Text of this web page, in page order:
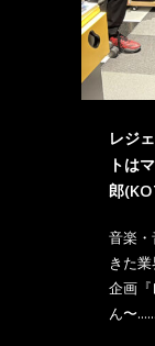
レジ
トは
郎
音楽
きた
企画
ん〜......